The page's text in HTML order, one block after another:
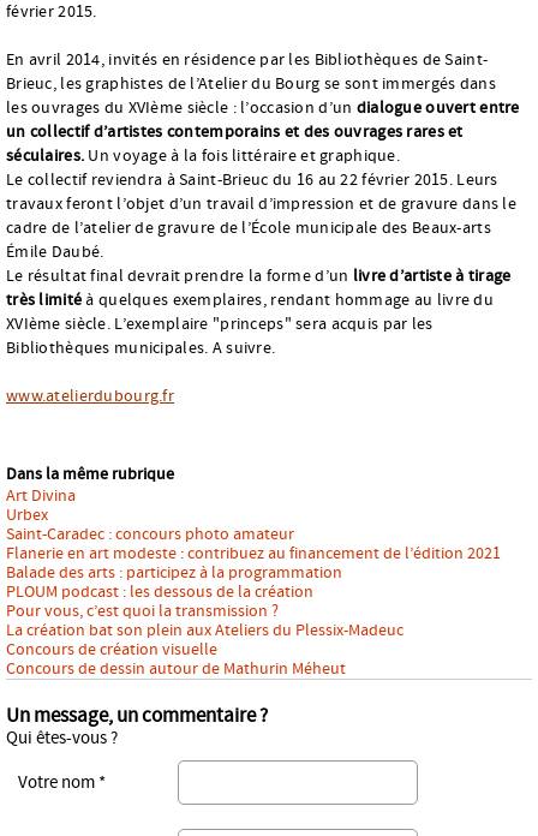
février 2015.
En avril 2014, invités en résidence par les Bibliothèques de Saint-
Brieuc, les graphistes de l’Atelier du Bourg se sont immergés dans
les ouvrages du XVIème siècle : l’occasion d’un dialogue ouvert entre
un collectif d’artistes contemporains et des ouvrages rares et
séculaires. Un voyage à la fois littéraire et graphique.
Le collectif reviendra à Saint-Brieuc du 16 au 22 février 2015. Leurs
travaux feront l’objet d’un travail d’impression et de gravure dans le
cadre de l’atelier de gravure de l’École municipale des Beaux-arts
Émile Daubé.
Le résultat final devrait prendre la forme d’un livre d’artiste à tirage
très limitéà quelques exemplaires, rendant hommage au livre du
XVIème siècle. L’exemplaire "princeps" sera acquis par les
Bibliothèques municipales. A suivre.
www.atelierdubourg.fr
Dans la même rubrique
Art Divina
Urbex
Saint-Caradec : concours photo amateur
Flanerie en art modeste : contribuez au financement de l’édition 2021
Balade des arts : participez à la programmation
PLOUM podcast : les dessous de la création
Pour vous, c’est quoi la transmission ?
La création bat son plein aux Ateliers du Plessix-Madeuc
Concours de création visuelle
Concours de dessin autour de Mathurin Méheut
Un message, un commentaire ?
Qui êtes-vous ?
Votre nom *